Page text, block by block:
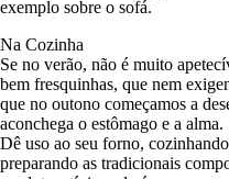
exemplo sobre o sofá.
Na Cozinha
Se no verão, não é muito
bem fresquinhas, que nem
que no outono começamos a
aconchega o estômago e a alma.
Dê uso ao seu forno,
preparando as tradicionais